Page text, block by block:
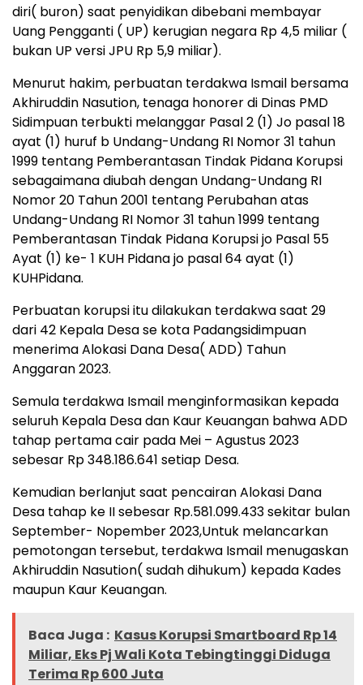
diri( buron) saat penyidikan dibebani membayar
Uang Pengganti ( UP) kerugian negara Rp 4,5 miliar (
bukan UP versi JPU Rp 5,9 miliar).
Menurut hakim, perbuatan terdakwa Ismail bersama
Akhiruddin Nasution, tenaga honorer di Dinas PMD
Sidimpuan terbukti melanggar Pasal 2 (1) Jo pasal 18
ayat (1) huruf b Undang-Undang RI Nomor 31 tahun
1999 tentang Pemberantasan Tindak Pidana Korupsi
sebagaimana diubah dengan Undang-Undang RI
Nomor 20 Tahun 2001 tentang Perubahan atas
Undang-Undang RI Nomor 31 tahun 1999 tentang
Pemberantasan Tindak Pidana Korupsi jo Pasal 55
Ayat (1) ke- 1 KUH Pidana jo pasal 64 ayat (1)
KUHPidana.
Perbuatan korupsi itu dilakukan terdakwa saat 29
dari 42 Kepala Desa se kota Padangsidimpuan
menerima Alokasi Dana Desa( ADD) Tahun
Anggaran 2023.
Semula terdakwa Ismail menginformasikan kepada
seluruh Kepala Desa dan Kaur Keuangan bahwa ADD
tahap pertama cair pada Mei – Agustus 2023
sebesar Rp 348.186.641 setiap Desa.
Kemudian berlanjut saat pencairan Alokasi Dana
Desa tahap ke II sebesar Rp.581.099.433 sekitar bulan
September- Nopember 2023,Untuk melancarkan
pemotongan tersebut, terdakwa Ismail menugaskan
Akhiruddin Nasution( sudah dihukum) kepada Kades
maupun Kaur Keuangan.
Baca Juga : Kasus Korupsi Smartboard Rp 14
Miliar, Eks Pj Wali Kota Tebingtinggi Diduga
Terima Rp 600 Juta